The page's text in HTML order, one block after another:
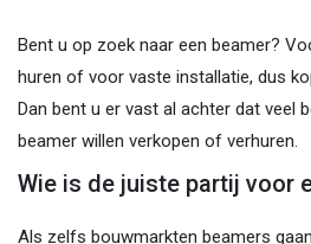
Bent u op zoek naar een beamer?
huren of voor vaste installatie, dus
Dan bent u er vast al achter dat veel
beamer willen verkopen of verhuren.
Wie is de juiste partij voor
Als zelfs bouwmarkten beamers